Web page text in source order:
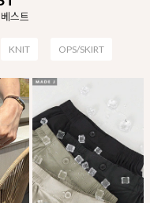
스트
KNIT OPS/SKIRT